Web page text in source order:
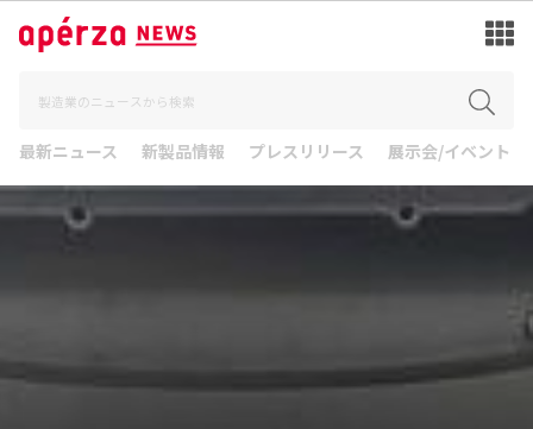
最新ニュース 新製品情報 プレスリリース 展示会/イベント